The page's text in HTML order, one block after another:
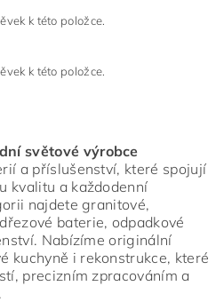
k této položce.
k této položce.
světové výrobce
a příslušenství, které spojují
kvalitu a každodenní
najdete granitové,
baterie, odpadkové
Nabízíme originální
kuchyně i rekonstrukce, které
precizním zpracováním a